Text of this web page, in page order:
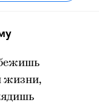
жизни,